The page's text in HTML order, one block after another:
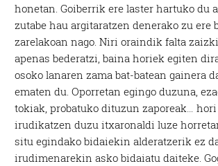
honetan. Goiberrik ere laster hartuko du
zutabe hau argitaratzen denerako zu ere
zarelakoan nago. Niri oraindik falta
apenas bederatzi, baina horiek egiten
osoko lanaren zama bat-batean gainera
ematen du. Oporretan egingo duzuna,
tokiak, probatuko dituzun zaporeak…
irudikatzen duzu itxaronaldi luze
situ egindako bidaiekin alderatzerik ez
irudimenarekin asko bidaiatu daiteke.